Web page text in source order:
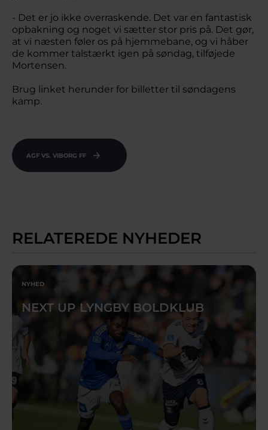
- Det er jo ikke overraskende. Det var en fantastisk
opbakning og noget vi sætter stor pris på. Det gør,
at vi næsten føler os på hjemmebane, og vi håber
de kommer talstærkt igen på søndag, tilføjede
Mortensen.
Brug linket herunder for billetter til søndagens
kamp.
AGF VS. VIBORG FF
RELATEREDE NYHEDER
NYHED
NEXT UP LYNGBY BOLDKLUB